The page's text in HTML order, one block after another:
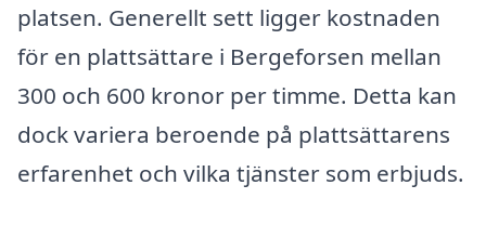
platsen. Generellt sett ligger kostnaden
för en plattsättare i Bergeforsen mellan
300 och 600 kronor per timme. Detta kan
dock variera beroende på plattsättarens
erfarenhet och vilka tjänster som erbjuds.